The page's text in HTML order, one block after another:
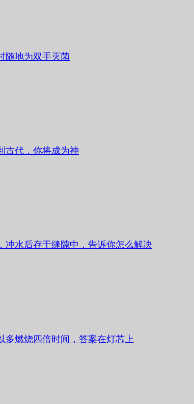
随地为双手灭菌
古代，你将成为神
冲水后存于缝隙中，告诉你怎么解决
多燃烧四倍时间，答案在灯芯上